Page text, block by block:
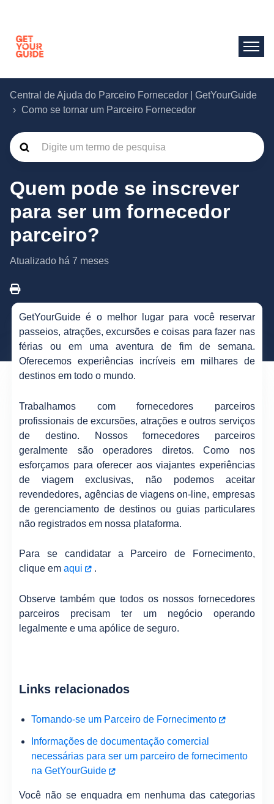
Central de Ajuda do Parceiro Fornecedor | GetYourGuide
Como se tornar um Parceiro Fornecedor
Quem pode se inscrever
para ser um fornecedor
parceiro?
Atualizado há 7 meses
GetYourGuide é o melhor lugar para você reservar
passeios, atrações, excursões e coisas para fazer nas
férias ou em uma aventura de fim de semana.
Oferecemos experiências incríveis em milhares de
destinos em todo o mundo.
Trabalhamos com fornecedores parceiros
profissionais de excursões, atrações e outros serviços
de destino. Nossos fornecedores parceiros
geralmente são operadores diretos. Como nos
esforçamos para oferecer aos viajantes experiências
de viagem exclusivas, não podemos aceitar
revendedores, agências de viagens on-line, empresas
de gerenciamento de destinos ou guias particulares
não registrados em nossa plataforma.
Para se candidatar a Parceiro de Fornecimento,
clique emaqui .
Observe também que todos os nossos fornecedores
parceiros precisam ter um negócio operando
legalmente e uma apólice de seguro.
Links relacionados
Tornando-se um Parceiro de Fornecimento
Informações de documentação comercial
necessárias para ser um parceiro de fornecimento
na GetYourGuide
Você não se enquadra em nenhuma das categorias